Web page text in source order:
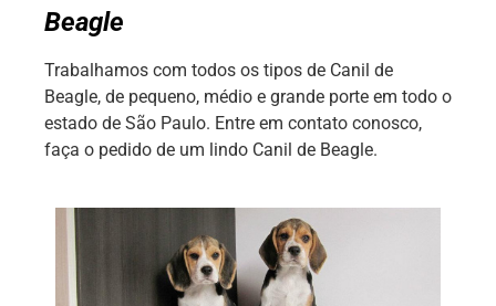
Beagle
Trabalhamos com todos os tipos de Canil de
Beagle, de pequeno, médio e grande porte em todo o
estado de São Paulo. Entre em contato conosco,
faça o pedido de um lindo Canil de Beagle.